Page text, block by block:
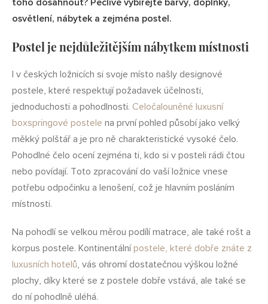
toho dosáhnout? Pečlivě vybírejte barvy, doplňky,
osvětlení, nábytek a zejména postel.
Postel je nejdůležitějším nábytkem místnosti
I v českých ložnicích si svoje místo našly designové
postele, které respektují požadavek účelnosti,
jednoduchosti a pohodlnosti. Celočalouněné luxusní
boxspringové postele na první pohled působí jako velký
měkký polštář a je pro ně charakteristické vysoké čelo.
Pohodlné čelo ocení zejména ti, kdo si v posteli rádi čtou
nebo povídají. Toto zpracování do vaší ložnice vnese
potřebu odpočinku a lenošení, což je hlavním posláním
místnosti.
Na pohodlí se velkou měrou podílí matrace, ale také rošt a
korpus postele. Kontinentálnípostele, které dobře znáte z
luxusních hotelů, vás ohromí dostatečnou výškou ložné
plochy, díky které se z postele dobře vstává, ale také se
do ní pohodlně uléhá.